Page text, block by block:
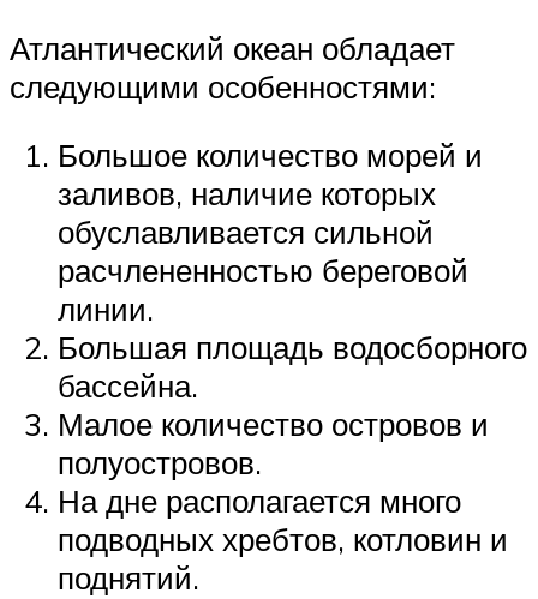
Атлантический океан обладает
следующими особенностями:
Большое количество морей и
заливов, наличие которых
обуславливается сильной
расчлененностью береговой
линии.
Большая площадь водосборного
бассейна.
Малое количество островов и
полуостровов.
На дне располагается много
подводных хребтов, котловин и
поднятий.